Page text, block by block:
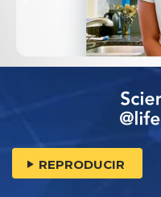
REPRODUCIR